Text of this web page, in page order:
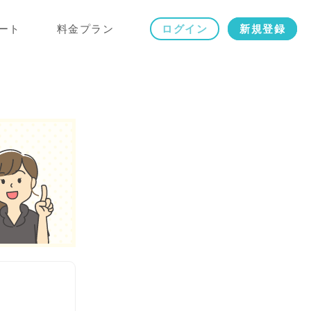
ト 料金プラン ログイン 新規登録